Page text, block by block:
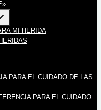
MI HERIDA
PARA EL CUIDADO DE LAS
PARA EL CUIDADO